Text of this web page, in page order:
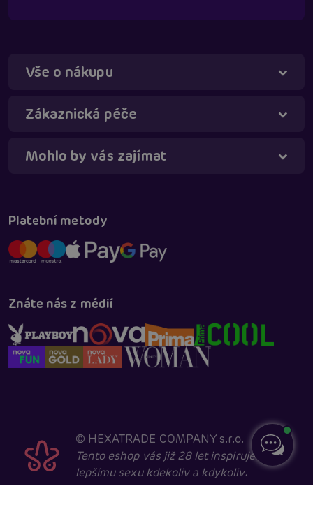
Vše o nákupu
Zákaznická péče
Mohlo by vás zajímat
Platební metody
Znáte nás z médií
© HEXATRADE COMPANY s.r.o.
Tento eshop vás již 28 let inspiruje k
lepšímu sexu kdekoliv a kdykoliv.
Táňa - virtuální asistentka